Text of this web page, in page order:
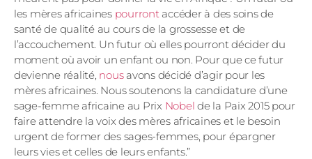
les mères africaines pourront accéder à des soins de
santé de qualité au cours de la grossesse et de
l’accouchement. Un futur où elles pourront décider du
moment où avoir un enfant ou non. Pour que ce futur
devienne réalité, nousavons décidé d’agir pour les
mères africaines. Nous soutenons la candidature d’une
sage-femme africaine au Prix Nobel de la Paix 2015 pour
faire attendre la voix des mères africaines et le besoin
urgent de former des sages-femmes, pour épargner
leurs vies et celles de leurs enfants.”